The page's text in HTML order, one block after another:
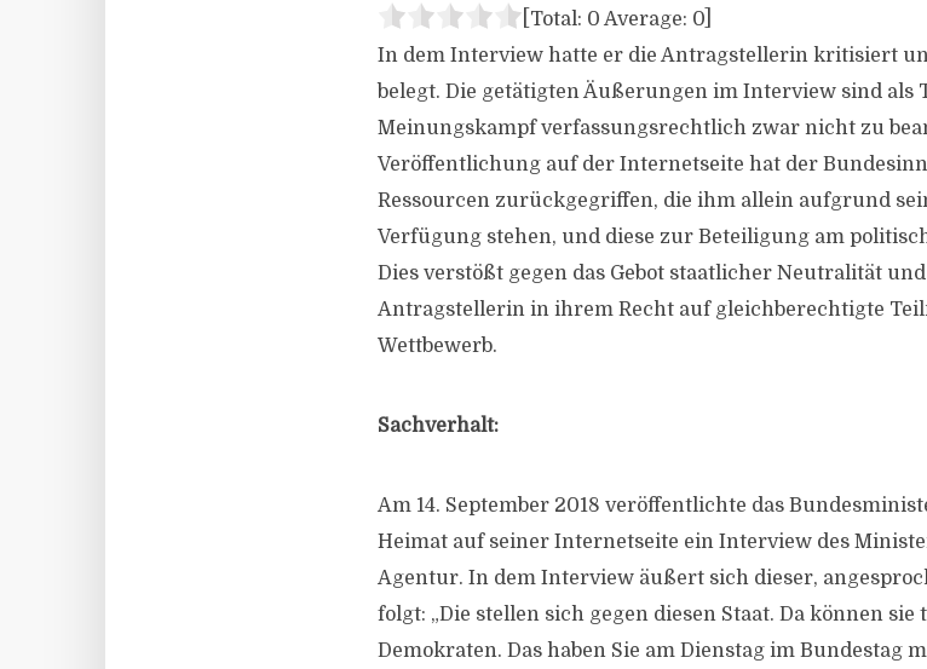
[Total: 0 Average: 0
In dem Interview hatte er die Antragstellerin kritisiert
belegt. Die getätigten Äußerungen im Interview sind als
Meinungskampf verfassungsrechtlich zwar nicht zu
Veröffentlichung auf der Internetseite hat der
Ressourcen zurückgegriffen, die ihm allein aufgrund
Verfügung stehen, und diese zur Beteiligung am
Dies verstößt gegen das Gebot staatlicher Neutralität
Antragstellerin in ihrem Recht auf gleichberechtigte
Wettbewerb.
Sachverhalt:
Am 14. September 2018 veröffentlichte das
Heimat auf seiner Internetseite ein Interview des
Agentur. In dem Interview äußert sich dieser,
folgt: „Die stellen sich gegen diesen Staat. Da können sie
Demokraten. Das haben Sie am Dienstag im Bundestag